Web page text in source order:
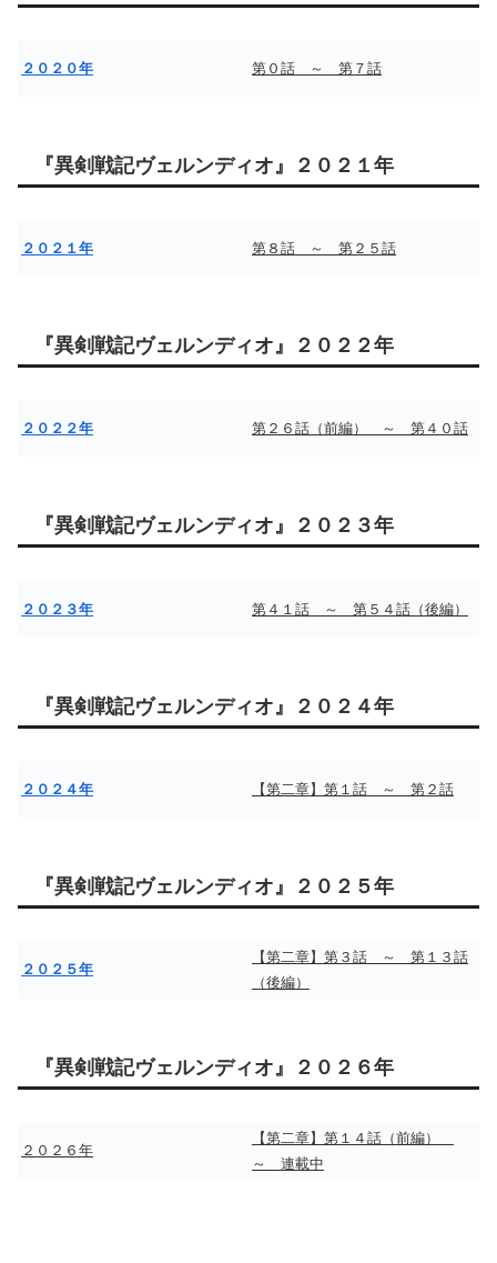
２０２０年 第０話 ～ 第７話
『異剣戦記ヴェルンディオ』２０２１年
２０２１年 第８話 ～ 第２５話
『異剣戦記ヴェルンディオ』２０２２年
２０２２年 第２６話（前編） ～ 第４０話
『異剣戦記ヴェルンディオ』２０２３年
２０２３年 第４１話 ～ 第５４話（後編）
『異剣戦記ヴェルンディオ』２０２４年
２０２４年 【第二章】第１話 ～ 第２話
『異剣戦記ヴェルンディオ』２０２５年
２０２５年
【第二章】第３話 ～ 第１３話
（後編）
『異剣戦記ヴェルンディオ』２０２６年
２０２６年
【第二章】第１４話（前編）
～ 連載中